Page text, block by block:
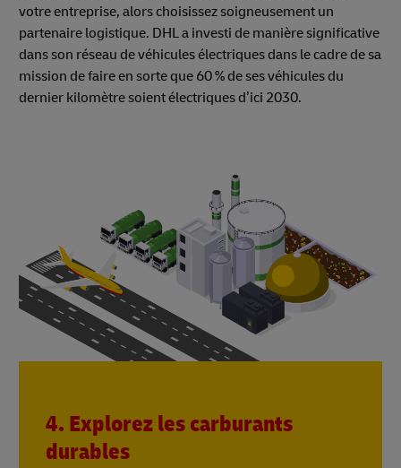
votre entreprise, alors choisissez soigneusement un
partenaire logistique. DHL a investi de manière significative
dans son réseau de véhicules électriques dans le cadre de sa
mission de faire en sorte que 60 % de ses véhicules du
dernier kilomètre soient électriques d’ici 2030.
4. Explorez les carburants
durables